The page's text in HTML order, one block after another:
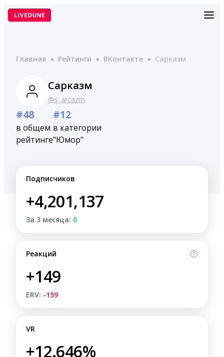
Перейти
Главная ● Рейтинги ● ВКонтакте ● Сарказм
Сарказм
@s_arcazm
#48
в общем
рейтинге
#12
в категории
"Юмор"
Подписчиков
+4,201,137
За 3 месяца: 0
Реакций
+149
ERV: -159
VR
+12.646%